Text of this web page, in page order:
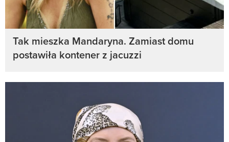
Tak mieszka Mandaryna. Zamiast domu
postawiła kontener z jacuzzi